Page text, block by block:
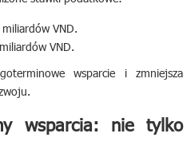
VND.
VND.
wsparcie i zmniejsza
wsparcia: nie tylko